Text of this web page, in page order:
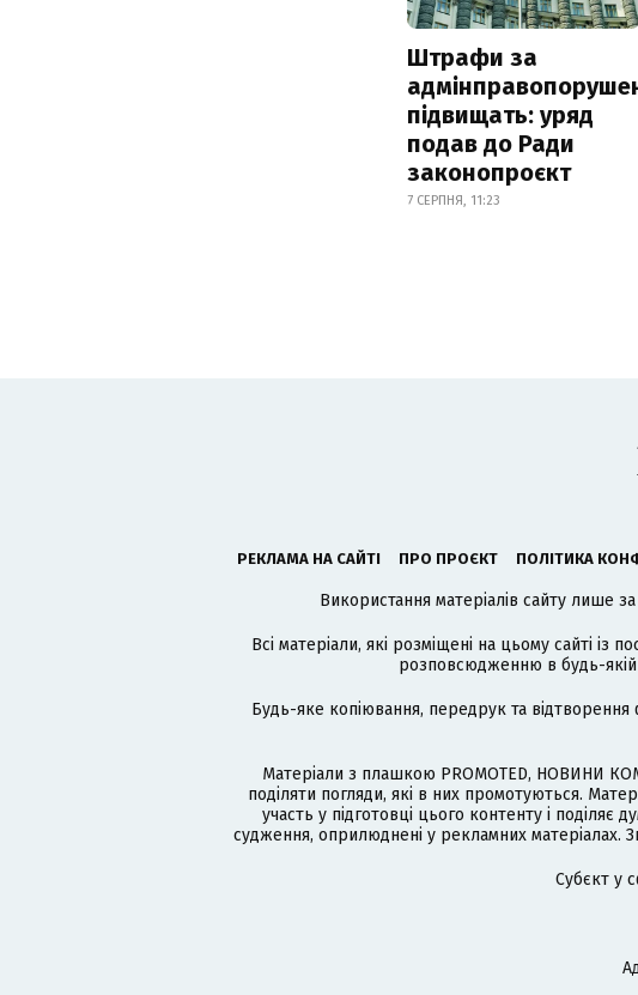
Штрафи за
підвищать: уряд
подав до Ради
законопроєкт
7 СЕРПНЯ, 11:23
РЕКЛАМА НА САЙТІ ПРО ПРОЄКТ ПОЛІТИКА
Використання матеріалів сайту лише
Всі матеріали, які розміщені на цьому сайті із
розповсюдженню в будь-якій
Будь-яке копіювання, передрук та
Матеріали з плашкою PROMOTED, НОВИНИ
поділяти погляди, які в них промотуються.
участь у підготовці цього контенту і поділяє
судження, оприлюднені у рекламних матеріалах.
Cубєкт у